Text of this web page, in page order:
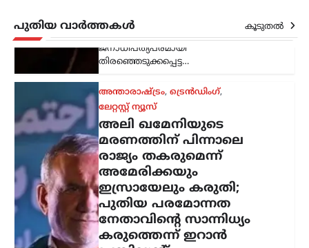
പുതിയ വാർത്തകൾ കൂടുതൽ
ഇറാന്റെ പുതിയ പരമോന്നത നേതാവായ
മൊജ്തബ ഖമേനിയുമായി നേരിട്ട്
ആശയവിനിമയം നടത്തുന്നത് നിലവിൽ
ബുദ്ധിമുട്ടേറിയതാണെങ്കിലും,
അദ്ദേഹത്തിന്റെ നേതൃത്വം രാജ്യത്തിന്
വലിയ ആത്മവിശ്വാസവും കരുത്തും
പകരുന്നതായി പ്രസിഡന്റ് മസൂദ്…
കേരളം,ട്രെൻഡിംഗ്,ലേറ്റസ്റ്റ് ന്യൂസ്
സ്ത്രീയെ
കരിങ്കുപ്പായത്തിൽ
കുഴിച്ചുമൂടുന്ന പരിപാടി;
നിഖാബ്
നിരോധിക്കണമെന്ന്
എം.എൻ. കാരശേരി